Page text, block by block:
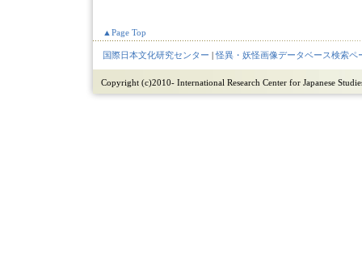
▲Page Top
国際日本文化研究センター |怪異・妖怪画像データベース検索ペ
Copyright (c)2010- International Research Center for Japanese